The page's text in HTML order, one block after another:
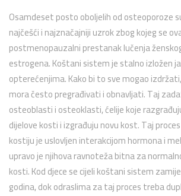
Osamdeset posto oboljelih od osteoporoze
najčešći i najznačajniji uzrok zbog kojeg se
postmenopauzalni prestanak lučenja
estrogena. Koštani sistem je stalno izložen
opterećenjima. Kako bi to sve mogao
mora često pregrađivati i obnavljati. Taj
osteoblasti i osteoklasti, ćelije koje
dijelove kosti i izgrađuju novu kost. Taj
kostiju je uslovljen interakcijom hormona i
upravo je njihova ravnoteža bitna za
kosti. Kod djece se cijeli koštani sistem
godina, dok odraslima za taj proces treba